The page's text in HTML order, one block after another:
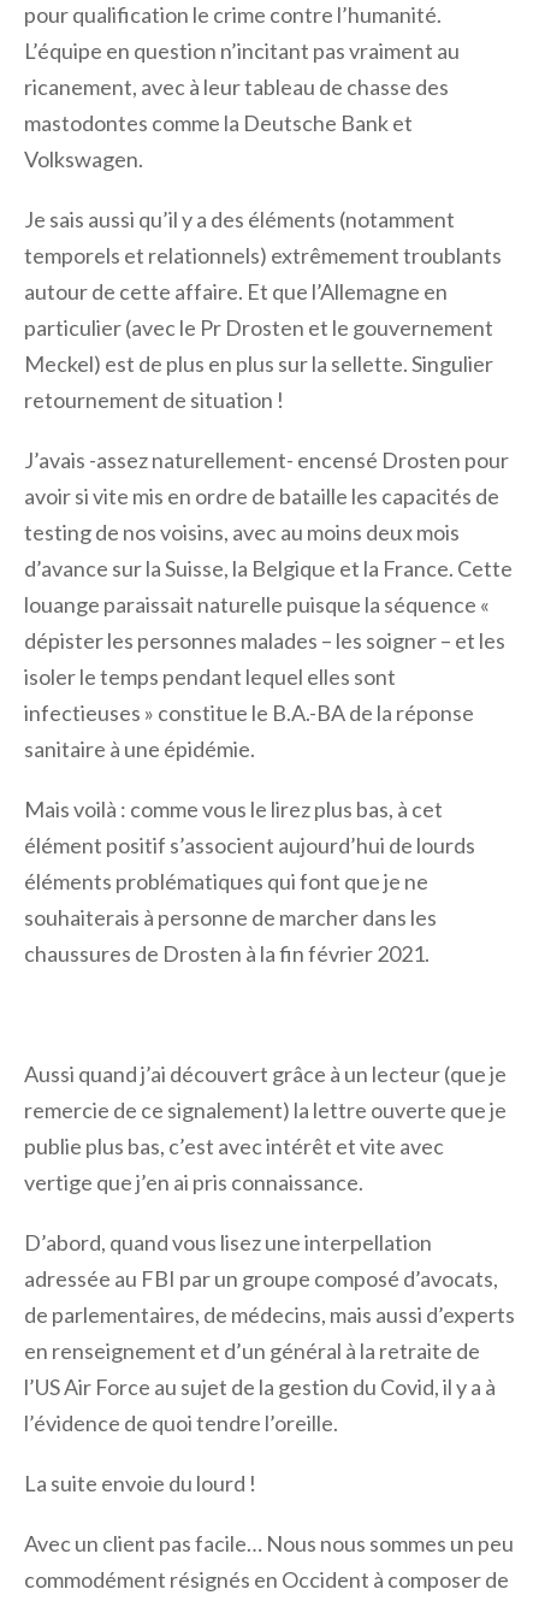
pour qualification le crime contre l’humanité.
L’équipe en question n’incitant pas vraiment au
ricanement, avec à leur tableau de chasse des
mastodontes comme la Deutsche Bank et
Volkswagen.
Je sais aussi qu’il y a des éléments (notamment
temporels et relationnels) extrêmement troublants
autour de cette affaire. Et que l’Allemagne en
particulier (avec le Pr Drosten et le gouvernement
Meckel) est de plus en plus sur la sellette. Singulier
retournement de situation !
J’avais -assez naturellement- encensé Drosten pour
avoir si vite mis en ordre de bataille les capacités de
testing de nos voisins, avec au moins deux mois
d’avance sur la Suisse, la Belgique et la France. Cette
louange paraissait naturelle puisque la séquence «
dépister les personnes malades – les soigner – et les
isoler le temps pendant lequel elles sont
infectieuses » constitue le B.A.-BA de la réponse
sanitaire à une épidémie.
Mais voilà : comme vous le lirez plus bas, à cet
élément positif s’associent aujourd’hui de lourds
éléments problématiques qui font que je ne
souhaiterais à personne de marcher dans les
chaussures de Drosten à la fin février 2021.
Aussi quand j’ai découvert grâce à un lecteur (que je
remercie de ce signalement) la lettre ouverte que je
publie plus bas, c’est avec intérêt et vite avec
vertige que j’en ai pris connaissance.
D’abord, quand vous lisez une interpellation
adressée au FBI par un groupe composé d’avocats,
de parlementaires, de médecins, mais aussi d’experts
en renseignement et d’un général à la retraite de
l’US Air Force au sujet de la gestion du Covid, il y a à
l’évidence de quoi tendre l’oreille.
La suite envoie du lourd !
Avec un client pas facile… Nous nous sommes un peu
commodément résignés en Occident à composer de